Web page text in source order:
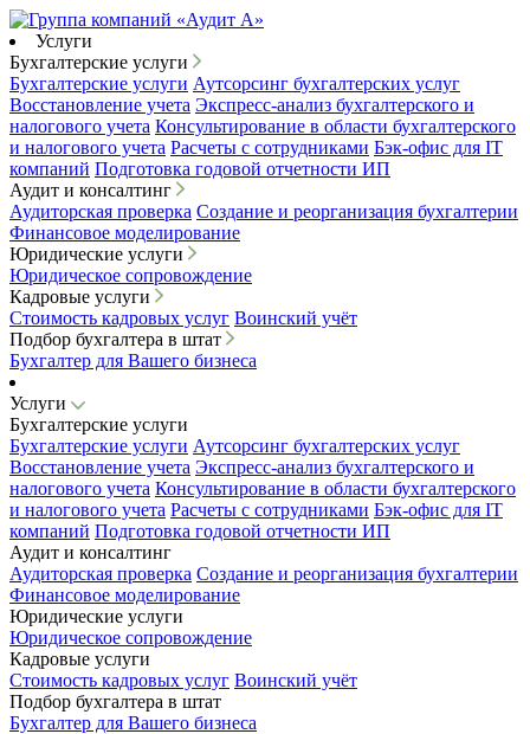
Услуги
Бухгалтерские услуги
Бухгалтерские услуги Аутсорсинг бухгалтерских услуг
Восстановление учета Экспресс-анализ бухгалтерского и
налогового учета Консультирование в области бухгалтерского
и налогового учета Расчеты с сотрудниками Бэк-офис для IT
компаний Подготовка годовой отчетности ИП
Аудит и консалтинг
Аудиторская проверка Создание и реорганизация бухгалтерии
Финансовое моделирование
Юридические услуги
Юридическое сопровождение
Кадровые услуги
Стоимость кадровых услуг Воинский учёт
Подбор бухгалтера в штат
Бухгалтер для Вашего бизнеса
Услуги
Бухгалтерские услуги
Бухгалтерские услуги Аутсорсинг бухгалтерских услуг
Восстановление учета Экспресс-анализ бухгалтерского и
налогового учета Консультирование в области бухгалтерского
и налогового учета Расчеты с сотрудниками Бэк-офис для IT
компаний Подготовка годовой отчетности ИП
Аудит и консалтинг
Аудиторская проверка Создание и реорганизация бухгалтерии
Финансовое моделирование
Юридические услуги
Юридическое сопровождение
Кадровые услуги
Стоимость кадровых услуг Воинский учёт
Подбор бухгалтера в штат
Бухгалтер для Вашего бизнеса